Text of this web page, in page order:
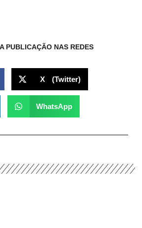
PUBLICAÇÃO NAS REDES
X (Twitter)
WhatsApp